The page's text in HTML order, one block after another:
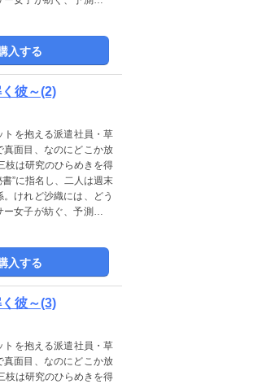
入する
彼～(2)
を抱える派遣社員・草
面目、なのにどこか放
枝は研究のひらめきを得
”に指名し、二人は週末
けれど沙織には、どう
女子が紡ぐ、予測不能
入する
彼～(3)
を抱える派遣社員・草
面目、なのにどこか放
枝は研究のひらめきを得